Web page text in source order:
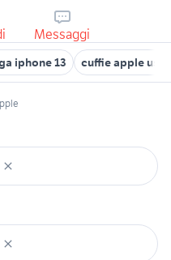
Messaggi
iphone 13 cuffie apple